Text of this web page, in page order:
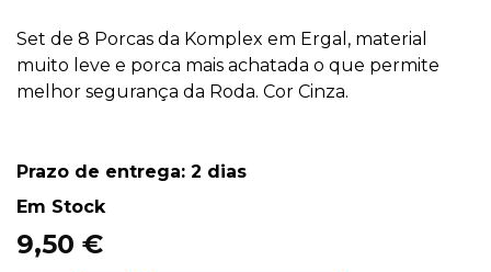
Set de 8 Porcas da Komplex em Ergal, material
muito leve e porca mais achatada o que permite
melhor segurança da Roda. Cor Cinza.
Prazo de entrega: 2 dias
Em Stock
9,50 €